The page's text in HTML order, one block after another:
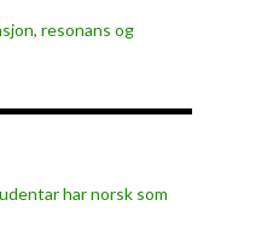
resonans og
har norsk som